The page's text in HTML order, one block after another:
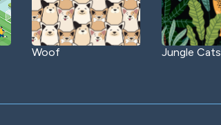
Woof Jungle Cats